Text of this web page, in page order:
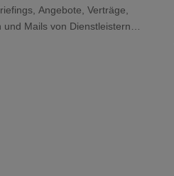
Angebote, Verträge,
Mails von Dienstleistern
unübersichtlichen Stapel.